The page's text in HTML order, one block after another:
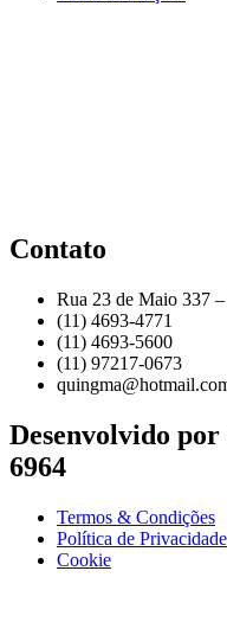
Contato
Rua 23 de Maio 337
(11) 4693-4771
(11) 4693-5600
(11) 97217-0673
Desenvolvido
6964
Termos & Condições
Política de Privacidade
Cookie